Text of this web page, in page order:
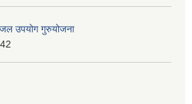
जल उपयोग गुरुयोजना